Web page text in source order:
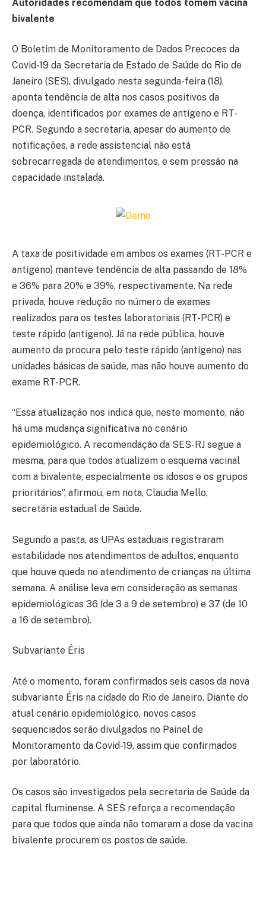
Autoridades recomendam que todos tomem vacina
bivalente
O Boletim de Monitoramento de Dados Precoces da
Covid-19 da Secretaria de Estado de Saúde do Rio de
Janeiro (SES), divulgado nesta segunda-feira (18),
aponta tendência de alta nos casos positivos da
doença, identificados por exames de antígeno e RT-
PCR. Segundo a secretaria, apesar do aumento de
notificações, a rede assistencial não está
sobrecarregada de atendimentos, e sem pressão na
capacidade instalada.
A taxa de positividade em ambos os exames (RT-PCR e
antígeno) manteve tendência de alta passando de 18%
e 36% para 20% e 39%, respectivamente. Na rede
privada, houve redução no número de exames
realizados para os testes laboratoriais (RT-PCR) e
teste rápido (antígeno). Já na rede pública, houve
aumento da procura pelo teste rápido (antígeno) nas
unidades básicas de saúde, mas não houve aumento do
exame RT-PCR.
“Essa atualização nos indica que, neste momento, não
há uma mudança significativa no cenário
epidemiológico. A recomendação da SES-RJ segue a
mesma, para que todos atualizem o esquema vacinal
com a bivalente, especialmente os idosos e os grupos
prioritários”, afirmou, em nota, Claudia Mello,
secretária estadual de Saúde.
Segundo a pasta, as UPAs estaduais registraram
estabilidade nos atendimentos de adultos, enquanto
que houve queda no atendimento de crianças na última
semana. A análise leva em consideração as semanas
epidemiológicas 36 (de 3 a 9 de setembro) e 37 (de 10
a 16 de setembro).
Subvariante Éris
Até o momento, foram confirmados seis casos da nova
subvariante Éris na cidade do Rio de Janeiro. Diante do
atual cenário epidemiológico, novos casos
sequenciados serão divulgados no Painel de
Monitoramento da Covid-19, assim que confirmados
por laboratório.
Os casos são investigados pela secretaria de Saúde da
capital fluminense. A SES reforça a recomendação
para que todos que ainda não tomaram a dose da vacina
bivalente procurem os postos de saúde.